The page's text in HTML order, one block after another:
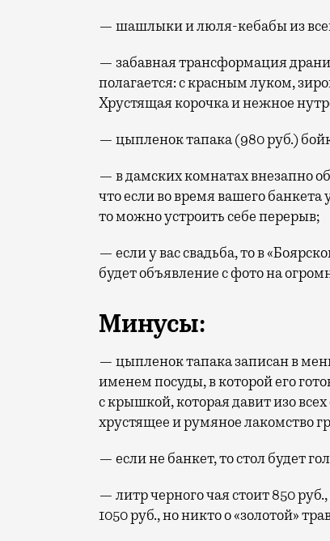
— шашлыки и люля-кебабы из
— забавная трансформация
полагается: с красным луком,
Хрустящая корочка и нежное
— цыпленок тапака (980 руб.)
— в дамских комнатах внезапно
что если во время вашего банкета
то можно устроить себе перерыв;
— если у вас свадьба, то в
будет объявление с фото на
Минусы:
— цыпленок тапака записан в
именем посуды, в которой его
с крышкой, которая давит изо
хрустящее и румяное лакомство
— если не банкет, то стол будет
— литр черного чая стоит 850
1050 руб., но никто о «золотой»